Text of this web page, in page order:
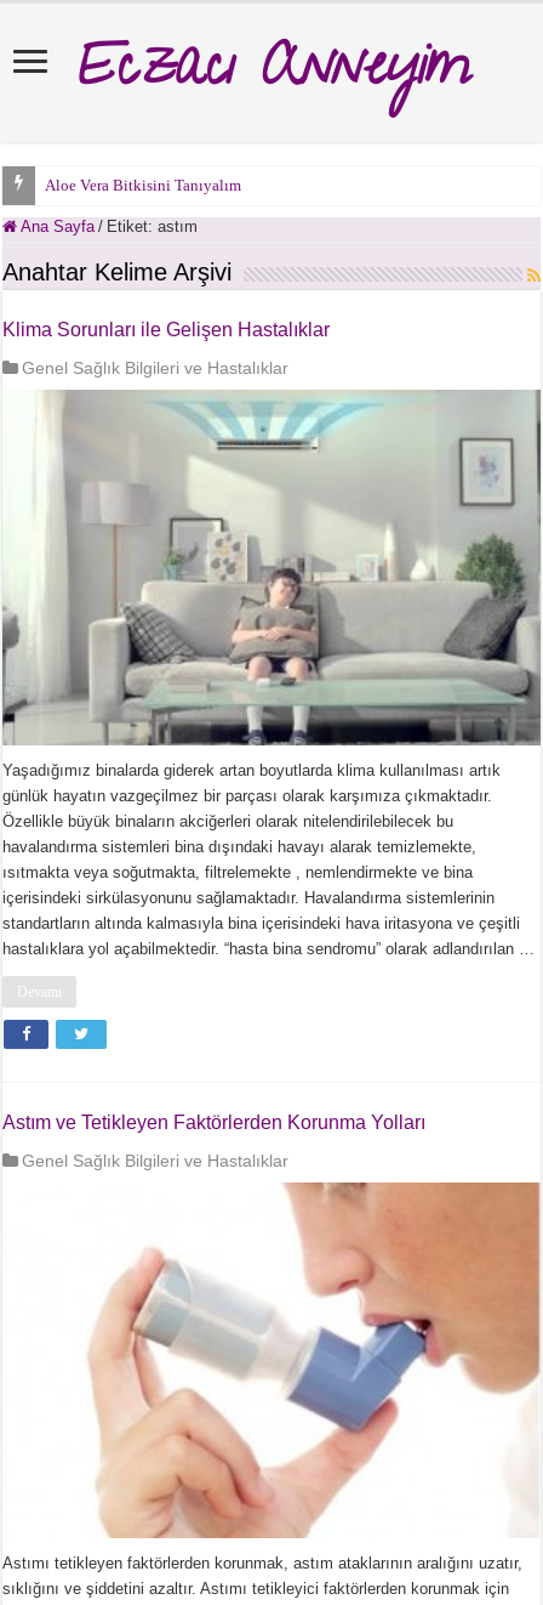
Eczacı Anneyim
Aloe Vera Bitkisini Tanıyalım
Ana Sayfa / Etiket:astım
Anahtar Kelime Arşivi
Klima Sorunları ile Gelişen Hastalıklar
Genel Sağlık Bilgileri ve Hastalıklar
Yaşadığımız binalarda giderek artan boyutlarda klima kullanılması artık
günlük hayatın vazgeçilmez bir parçası olarak karşımıza çıkmaktadır.
Özellikle büyük binaların akciğerleri olarak nitelendirilebilecek bu
havalandırma sistemleri bina dışındaki havayı alarak temizlemekte,
ısıtmakta veya soğutmakta, filtrelemekte , nemlendirmekte ve bina
içerisindeki sirkülasyonunu sağlamaktadır. Havalandırma sistemlerinin
standartların altında kalmasıyla bina içerisindeki hava iritasyona ve çeşitli
hastalıklara yol açabilmektedir. “hasta bina sendromu” olarak adlandırılan …
Devamı
Astım ve Tetikleyen Faktörlerden Korunma Yolları
Genel Sağlık Bilgileri ve Hastalıklar
Astımı tetikleyen faktörlerden korunmak, astım ataklarının aralığını uzatır,
sıklığını ve şiddetini azaltır. Astımı tetikleyici faktörlerden korunmak için